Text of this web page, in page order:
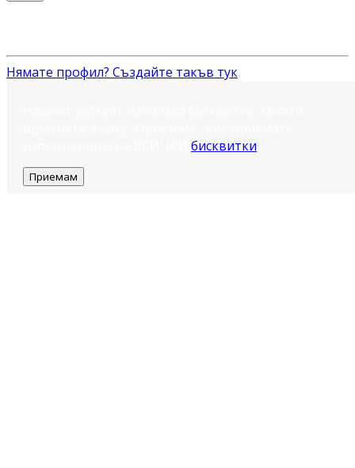
Нямате профил? Създайте такъв тук
бисквитки
Приемам